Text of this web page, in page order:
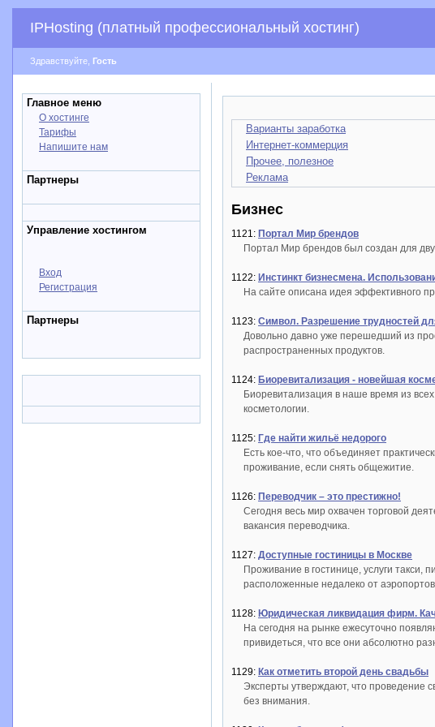
IPHosting (платный профессиональный хостинг)
Здравствуйте, Гость
Главное меню
О хостинге
Тарифы
Напишите нам
Партнеры
Управление хостингом
Вход
Регистрация
Партнеры
Варианты заработка
Интернет-коммерция
Прочее, полезное
Реклама
Бизнес
1121: Портал Мир брендов
Портал Мир брендов был создан для
1122: Инстинкт бизнесмена.
На сайте описана идея эффективного
1123: Символ. Разрешение трудностей
Довольно давно уже перешедший из
распространенных продуктов.
1124: Биоревитализация - новейшая
Биоревитализация в наше время из
косметологии.
1125: Где найти жильё недорого
Есть кое-что, что объединяет
проживание, если снять общежитие.
1126: Переводчик – это престижно!
Сегодня весь мир охвачен торговой
вакансия переводчика.
1127: Доступные гостиницы в Москве
Проживание в гостинице, услуги такси,
расположенные недалеко от аэропортов
1128: Юридическая ликвидация фирм.
На сегодня на рынке ежесуточно
привидеться, что все они абсолютно
1129: Как отметить второй день свадьбы
Эксперты утверждают, что проведение
без внимания.